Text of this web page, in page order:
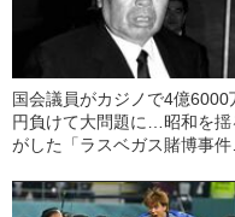
国会議員がカジノで4億6000
円負けて大問題に…昭和を揺
がした「ラスベガス賭博事件